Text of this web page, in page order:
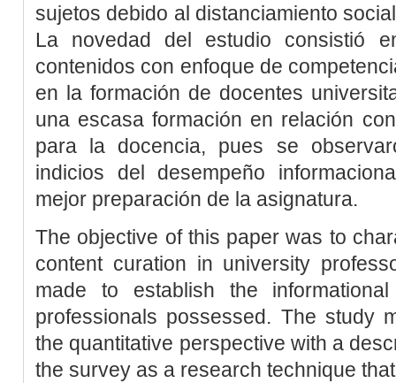
sujetos debido al distanciamiento
La novedad del estudio consistió
contenidos con enfoque de
en la formación de docentes
una escasa formación en relación
para la docencia, pues se
indicios del desempeño
mejor preparación de la asignatura.
The objective of this paper was to
content curation in university
made to establish the
professionals possessed. The study
the quantitative perspective with a
the survey as a research technique